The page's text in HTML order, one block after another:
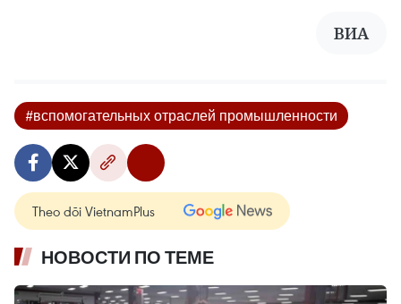
ВИА
#вспомогательных отраслей промышленности
Theo dõi VietnamPlus
НОВОСТИ ПО ТЕМЕ